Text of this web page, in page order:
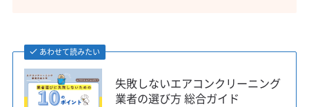
あわせて読みたい
失敗しないエアコンクリーニング
業者の選び方 総合ガイド